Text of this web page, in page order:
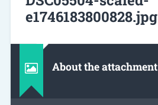
e1746183800828.jpg
About the attachment